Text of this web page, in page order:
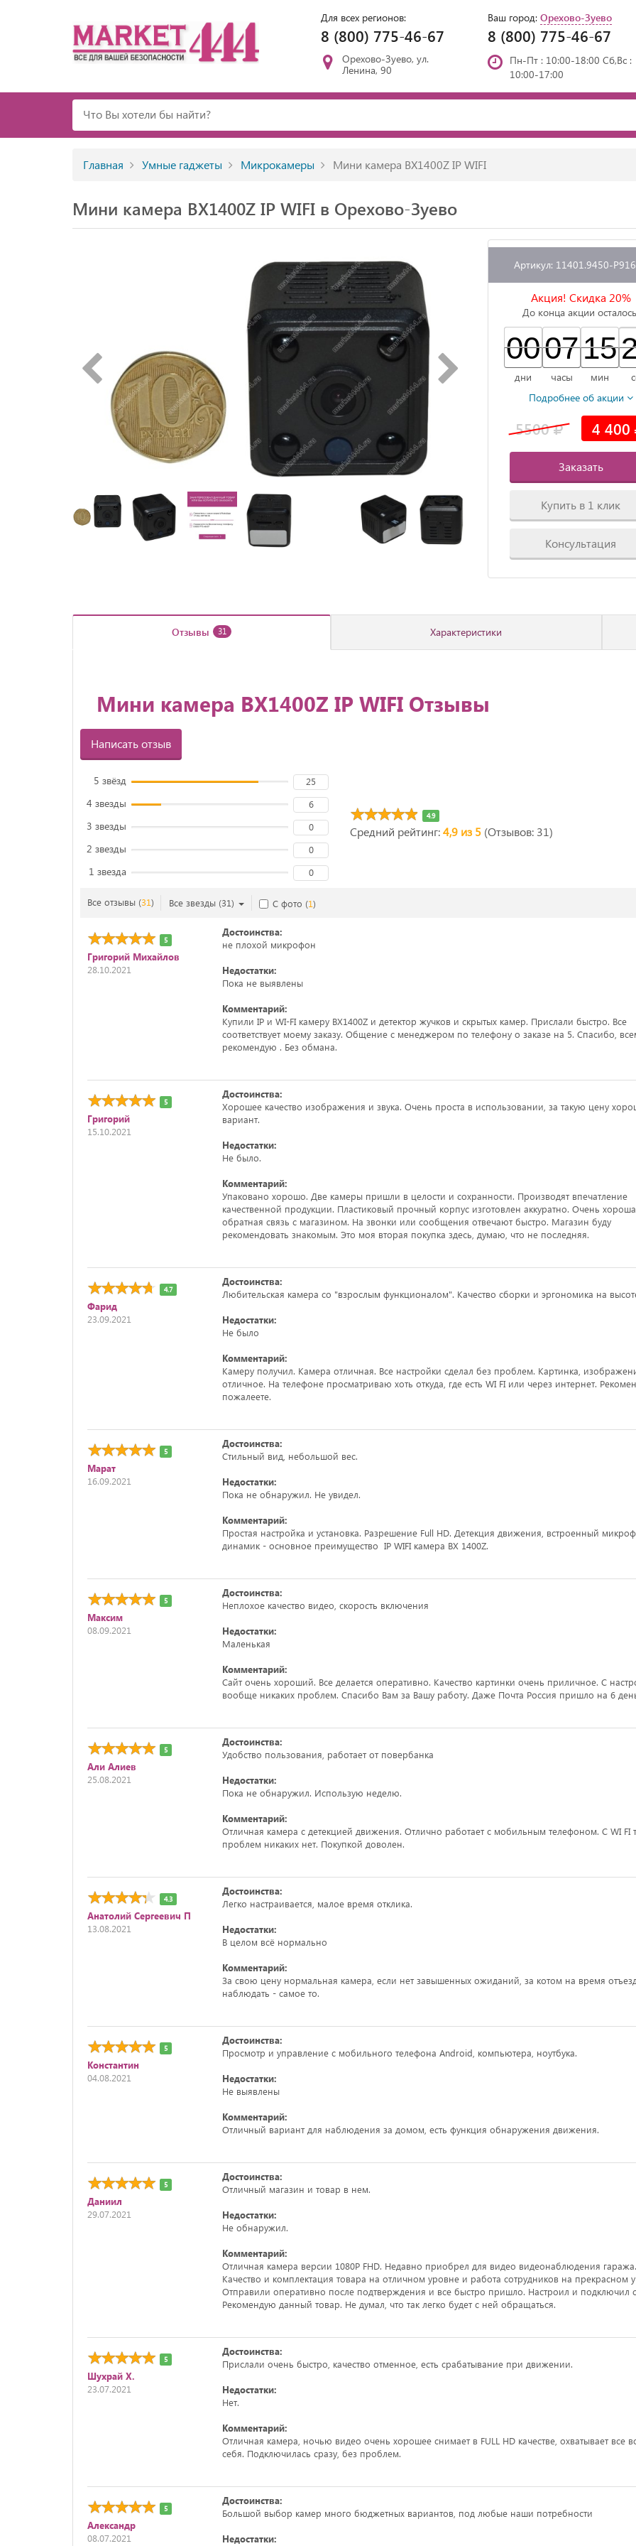
Для всех регионов:
8 (800) 775-46-67
Ваш город: Орехово-Зуево
8 (800) 775-46-67
Орехово-Зуево, ул.
Ленина, 90
Пн-Пт : 10:00-18:00 Сб,Вс :
10:00-17:00
Главная Умные гаджеты Микрокамеры Мини камера BX1400Z IP WIFI
Мини камера BX1400Z IP WIFI в Орехово-Зуево
Артикул: 11401.9450-
Акция! Скидка 20%
До конца акции
00
00
00
дни
07
07
00
часы
15
15
00
мин
Подробнее об акции
5500 4 400
Заказать
Купить в 1 клик
Консультация
Отзывы 31 Характеристики
Мини камера BX1400Z IP WIFI Отзывы
Написать отзыв
5 звёзд 25
4 звезды 6
3 звезды 0
2 звезды 0
1 звезда 0
4.9
Средний рейтинг:4,9 из 5 (Отзывов: 31)
Все отзывы (31) Все звезды (31) С фото (1)
5
Григорий Михайлов
28.10.2021
Достоинства:
не плохой микрофон
Недостатки:
Пока не выявлены
Комментарий:
Купили IP и WI-FI камеру ВХ1400Z и детектор жучков и скрытых камер. Прислали быстро. Все
соответствует моему заказу. Общение с менеджером по телефону о заказе на 5. Спасибо,
рекомендую . Без обмана.
5
Григорий
15.10.2021
Достоинства:
Хорошее качество изображения и звука. Очень проста в использовании, за такую цену
вариант.
Недостатки:
Не было.
Комментарий:
Упаковано хорошо. Две камеры пришли в целости и сохранности. Производят впечатление
качественной продукции. Пластиковый прочный корпус изготовлен аккуратно. Очень
обратная связь с магазином. На звонки или сообщения отвечают быстро. Магазин буду
рекомендовать знакомым. Это моя вторая покупка здесь, думаю, что не последняя.
4.7
Фарид
23.09.2021
Достоинства:
Любительская камера со "взрослым функционалом". Качество сборки и эргономика на
Недостатки:
Не было
Комментарий:
Камеру получил. Камера отличная. Все настройки сделал без проблем. Картинка,
отличное. На телефоне просматриваю хоть откуда, где есть WI FI или через интернет.
пожалеете.
5
Марат
16.09.2021
Достоинства:
Стильный вид, небольшой вес.
Недостатки:
Пока не обнаружил. Не увидел.
Комментарий:
Простая настройка и установка. Разрешение Full HD. Детекция движения, встроенный
динамик - основное преимущество IP WIFI камера BX 1400Z.
5
Максим
08.09.2021
Достоинства:
Неплохое качество видео, скорость включения
Недостатки:
Маленькая
Комментарий:
Сайт очень хороший. Все делается оперативно. Качество картинки очень приличное. С
вообще никаких проблем. Спасибо Вам за Вашу работу. Даже Почта Россия пришло на 6
5
Али Алиев
25.08.2021
Достоинства:
Удобство пользования, работает от повербанка
Недостатки:
Пока не обнаружил. Использую неделю.
Комментарий:
Отличная камера с детекцией движения. Отлично работает с мобильным телефоном. С WI FI
проблем никаких нет. Покупкой доволен.
4.3
Анатолий Сергеевич П
13.08.2021
Достоинства:
Легко настраивается, малое время отклика.
Недостатки:
В целом всё нормально
Комментарий:
За свою цену нормальная камера, если нет завышенных ожиданий, за котом на время
наблюдать - самое то.
5
Константин
04.08.2021
Достоинства:
Просмотр и управление с мобильного телефона Android, компьютера, ноутбука.
Недостатки:
Не выявлены
Комментарий:
Отличный вариант для наблюдения за домом, есть функция обнаружения движения.
5
Даниил
29.07.2021
Достоинства:
Отличный магазин и товар в нем.
Недостатки:
Не обнаружил.
Комментарий:
Отличная камера версии 1080Р FHD. Недавно приобрел для видео видеонаблюдения гаража.
Качество и комплектация товара на отличном уровне и работа сотрудников на прекрасном
Отправили оперативно после подтверждения и все быстро пришло. Настроил и подключил
Рекомендую данный товар. Не думал, что так легко будет с ней обращаться.
5
Шухрай Х.
23.07.2021
Достоинства:
Прислали очень быстро, качество отменное, есть срабатывание при движении.
Недостатки:
Нет.
Комментарий:
Отличная камера, ночью видео очень хорошее снимает в FULL HD качестве, охватывает все
себя. Подключилась сразу, без проблем.
5
Александр
08.07.2021
Достоинства:
Большой выбор камер много бюджетных вариантов, под любые наши потребности
Недостатки: